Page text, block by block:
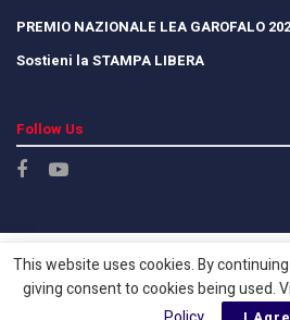
PREMIO NAZIONALE LEA GAROFALO
Sostieni la STAMPA LIBERA
Follow Us
This website uses cookies. By
giving consent to cookies being used.